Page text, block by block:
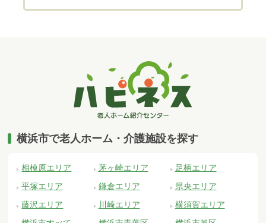
横浜市で老人ホーム・介護施設を探す
相模原エリア 茅ヶ崎エリア
足柄エリア
平塚エリア
鎌倉エリア
県央エリア
藤沢エリア
川崎エリア
横須賀エリア